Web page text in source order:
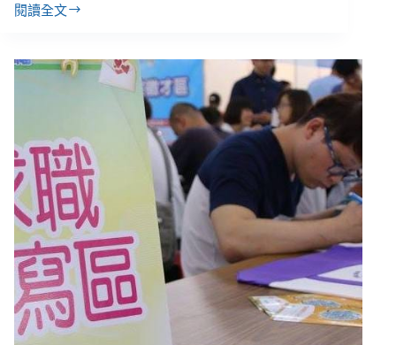
閱讀全文
周
專
張
解
決
問
題
卻
創
造
更
弱
勢